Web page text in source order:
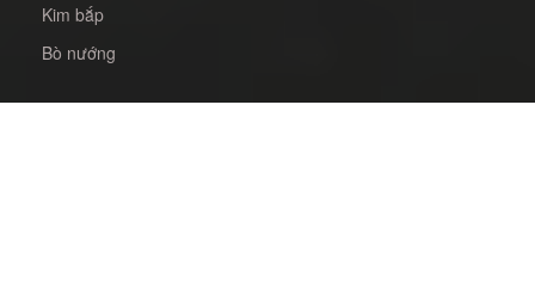
Kim bắp
Bò nướng